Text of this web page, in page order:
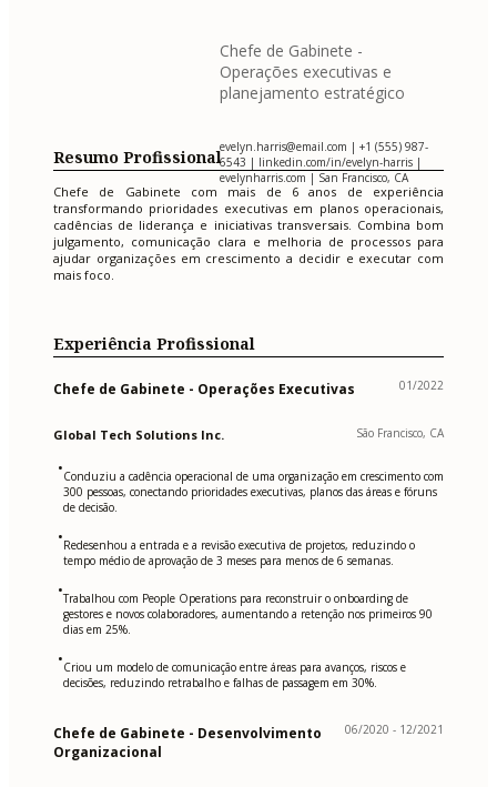
Chefe de Gabinete -
Operações executivas e
planejamento estratégico
evelyn.harris@email.com | +1 (555) 987-
6543 | linkedin.com/in/evelyn-harris |
evelynharris.com | San Francisco, CA
Resumo Profissional
Chefe de Gabinete com mais de 6 anos de experiência
transformando prioridades executivas em planos operacionais,
cadências de liderança e iniciativas transversais. Combina bom
julgamento, comunicação clara e melhoria de processos para
ajudar organizações em crescimento a decidir e executar com
mais foco.
Experiência Profissional
Chefe de Gabinete - Operações Executivas 01/2022
Global Tech Solutions Inc. São Francisco, CA
•Conduziu a cadência operacional de uma organização em crescimento com
300 pessoas, conectando prioridades executivas, planos das áreas e fóruns
de decisão.
•Redesenhou a entrada e a revisão executiva de projetos, reduzindo o
tempo médio de aprovação de 3 meses para menos de 6 semanas.
•Trabalhou com People Operations para reconstruir o onboarding de
gestores e novos colaboradores, aumentando a retenção nos primeiros 90
dias em 25%.
•Criou um modelo de comunicação entre áreas para avanços, riscos e
decisões, reduzindo retrabalho e falhas de passagem em 30%.
Chefe de Gabinete - Desenvolvimento
Organizacional
06/2020 - 12/2021